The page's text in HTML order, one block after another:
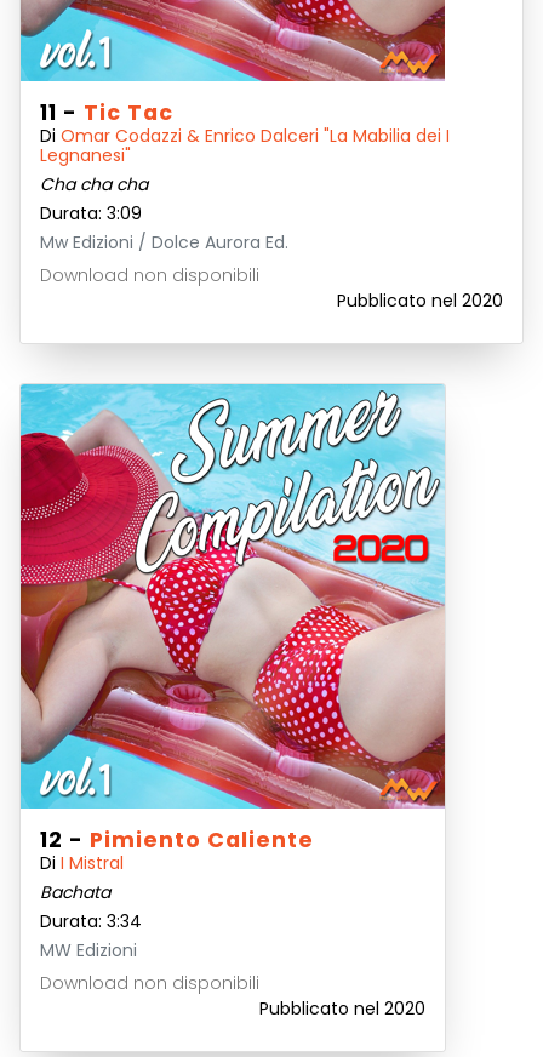
11 - Tic Tac
Di Omar Codazzi & Enrico Dalceri "La Mabilia dei I
Legnanesi"
Cha cha cha
Durata: 3:09
Mw Edizioni / Dolce Aurora Ed.
Download non disponibili
Pubblicato nel 2020
12 - Pimiento Caliente
Di I Mistral
Bachata
Durata: 3:34
MW Edizioni
Download non disponibili
Pubblicato nel 2020